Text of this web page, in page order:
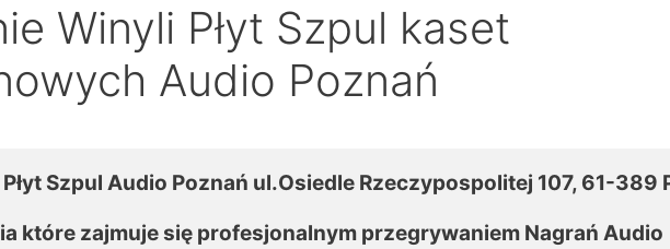
Winyli Płyt Szpul kaset
Audio Poznań
Szpul Audio Poznań ul.Osiedle Rzeczypospolitej 107, 61-389
które zajmuje się profesjonalnym przegrywaniem Nagrań Audio